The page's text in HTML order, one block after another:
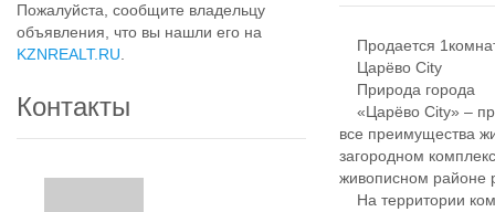
Пожалуйста, сообщите владельцу
объявления, что вы нашли его на
KZNREALT.RU
Контакты
Продается
Царёво City
Природа города
«Царёво City» –
все преимущества
загородном
живописном районе
На территории